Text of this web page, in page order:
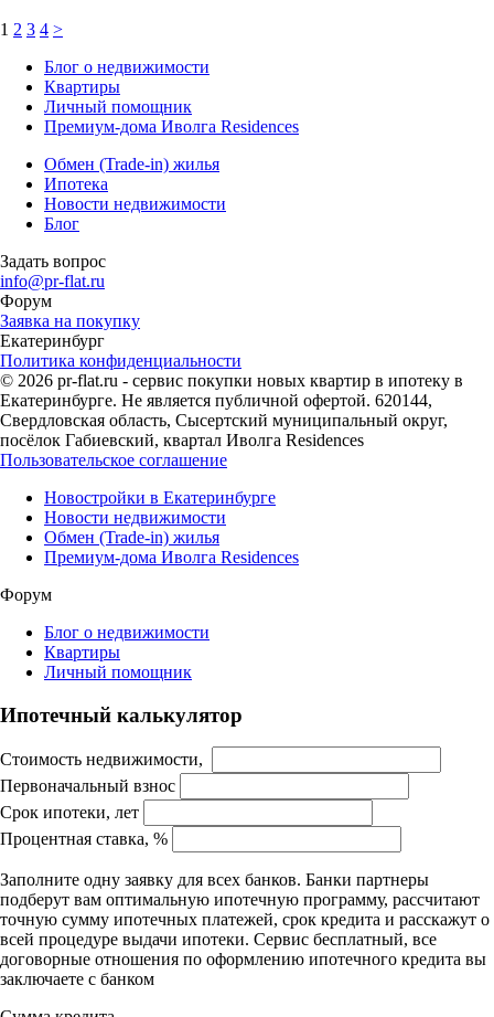
1 2 3 4 >
Блог о недвижимости
Квартиры
Личный помощник
Премиум-дома Иволга Residences
Обмен (Trade-in) жилья
Ипотека
Новости недвижимости
Блог
Задать вопрос
info@pr-flat.ru
Форум
Заявка на покупку
Екатеринбург
Политика конфиденциальности
© 2026 pr-flat.ru - сервис покупки новых квартир в ипотеку в
Екатеринбурге. Не является публичной офертой. 620144,
Свердловская область, Сысертский муниципальный округ,
посёлок Габиевский, квартал Иволга Residences
Пользовательское соглашение
Новостройки в Екатеринбурге
Новости недвижимости
Обмен (Trade-in) жилья
Премиум-дома Иволга Residences
Форум
Блог о недвижимости
Квартиры
Личный помощник
Ипотечный калькулятор
Стоимость недвижимости,
Первоначальный взнос
Срок ипотеки, лет
Процентная ставка, %
Заполните одну заявку для всех банков. Банки партнеры
подберут вам оптимальную ипотечную программу, рассчитают
точную сумму ипотечных платежей, срок кредита и расскажут о
всей процедуре выдачи ипотеки. Сервис бесплатный, все
договорные отношения по оформлению ипотечного кредита вы
заключаете с банком